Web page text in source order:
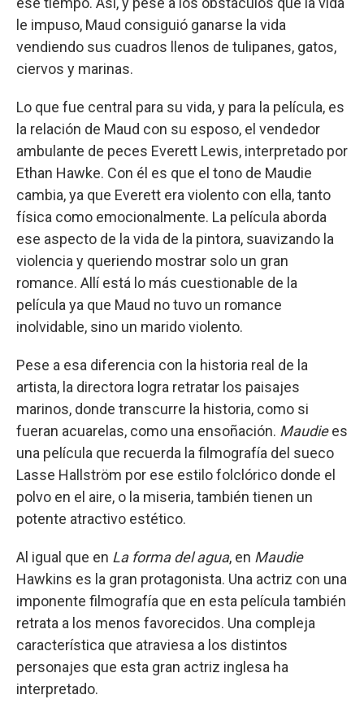
le impuso, Maud consiguió ganarse la vida
vendiendo sus cuadros llenos de tulipanes, gatos,
ciervos y marinas.
Lo que fue central para su vida, y para la película, es
la relación de Maud con su esposo, el vendedor
ambulante de peces Everett Lewis, interpretado por
Ethan Hawke. Con él es que el tono de Maudie
cambia, ya que Everett era violento con ella, tanto
física como emocionalmente. La película aborda
ese aspecto de la vida de la pintora, suavizando la
violencia y queriendo mostrar solo un gran
romance. Allí está lo más cuestionable de la
película ya que Maud no tuvo un romance
inolvidable, sino un marido violento.
Pese a esa diferencia con la historia real de la
artista, la directora logra retratar los paisajes
marinos, donde transcurre la historia, como si
fueran acuarelas, como una ensoñación. Maudiees
una película que recuerda la filmografía del sueco
Lasse Hallström por ese estilo folclórico donde el
polvo en el aire, o la miseria, también tienen un
potente atractivo estético.
Al igual que en La forma del agua, en Maudie
Hawkins es la gran protagonista. Una actriz con una
imponente filmografía que en esta película también
retrata a los menos favorecidos. Una compleja
característica que atraviesa a los distintos
personajes que esta gran actriz inglesa ha
interpretado.